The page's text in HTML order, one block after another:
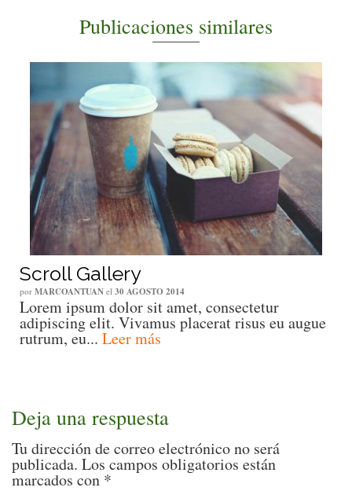
Publicaciones similares
Scroll Gallery
por MARCOANTUAN el 30 AGOSTO 2014
Lorem ipsum dolor sit amet, consectetur
adipiscing elit. Vivamus placerat risus eu augue
rutrum, eu... Leer más
Deja una respuesta
Tu dirección de correo electrónico no será
publicada. Los campos obligatorios están
marcados con *